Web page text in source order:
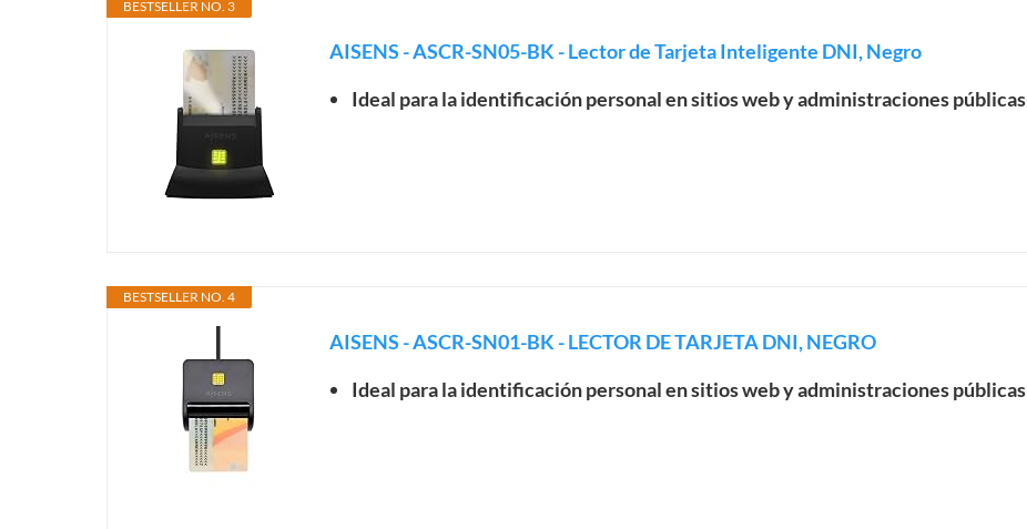
BESTSELLER NO. 3
AISENS - ASCR-SN05-BK - Lector de Tarjeta Inteligente DNI, Negro
Ideal para la identificación personal en sitios web y administraciones públicas
BESTSELLER NO. 4
AISENS - ASCR-SN01-BK - LECTOR DE TARJETA DNI, NEGRO
Ideal para la identificación personal en sitios web y administraciones públicas